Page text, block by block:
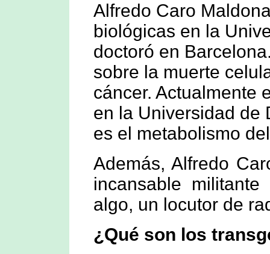
Alfredo Caro
biológicas en la
doctoró en
sobre la muerte
cáncer. Actualmente
en la Universidad de
es el metabolismo
Además, Alfredo
incansable
algo, un locutor de
¿Qué son los